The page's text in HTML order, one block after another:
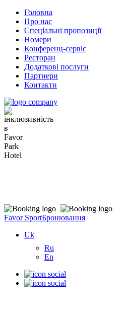
Головна
Про нас
Спеціальні пропозиції
Номери
Конференц-сервіс
Ресторан
Додаткові послуги
Партнери
Контакти
Favor SportБронювання
Uk
Ru
En